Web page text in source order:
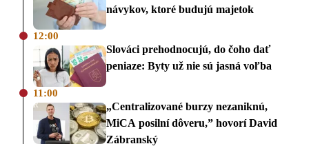
návykov, ktoré budujú majetok
12:00
Slováci prehodnocujú, do čoho dať
peniaze: Byty už nie sú jasná voľba
11:00
„Centralizované burzy nezaniknú,
MiCA posilní dôveru,” hovorí David
Zábranský